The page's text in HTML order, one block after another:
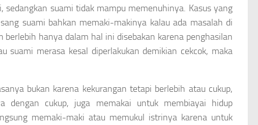
suami tidak mampu memenuhinya. Kasus yang
suami bahkan memaki-makinya kalau ada masalah di
hanya dalam hal ini disebakan karena penghasilan
suami merasa kesal diperlakukan demikian cekcok, maka
bukan karena kekurangan tetapi berlebih atau cukup,
dengan cukup, juga memakai untuk membiayai hidup
memaki-maki atau memukul istrinya karena untuk